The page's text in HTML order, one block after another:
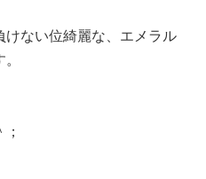
ない位綺麗な、エメラル